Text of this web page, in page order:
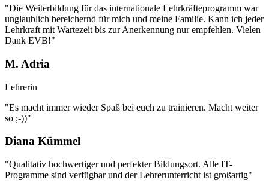
"Die Weiterbildung für das internationale Lehrkräfteprogramm war
unglaublich bereichernd für mich und meine Familie. Kann ich jeder
Lehrkraft mit Wartezeit bis zur Anerkennung nur empfehlen. Vielen
Dank EVB!"
M. Adria
Lehrerin
"Es macht immer wieder Spaß bei euch zu trainieren. Macht weiter
so ;-))"
Diana Kümmel
"Qualitativ hochwertiger und perfekter Bildungsort. Alle IT-
Programme sind verfügbar und der Lehrerunterricht ist großartig"